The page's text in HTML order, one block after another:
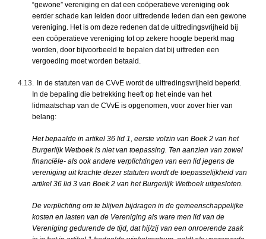
“gewone” vereniging en dat een coöperatieve vereniging ook
eerder schade kan leiden door uittredende leden dan een gewone
vereniging. Het is om deze redenen dat de uittredingsvrijheid bij
een coöperatieve vereniging tot op zekere hoogte beperkt mag
worden, door bijvoorbeeld te bepalen dat bij uittreden een
vergoeding moet worden betaald.
4.13. In de statuten van de CVvE wordt de uittredingsvrijheid beperkt.
In de bepaling die betrekking heeft op het einde van het
lidmaatschap van de CVvE is opgenomen, voor zover hier van
belang:
Het bepaalde in artikel 36 lid 1, eerste volzin van Boek 2 van het
Burgerlijk Wetboek is niet van toepassing. Ten aanzien van zowel
financiële- als ook andere verplichtingen van een lid jegens de
vereniging uit krachte dezer statuten wordt de toepasselijkheid van
artikel 36 lid 3 van Boek 2 van het Burgerlijk Wetboek uitgesloten.
De verplichting om te blijven bijdragen in de gemeenschappelijke
kosten en lasten van de Vereniging als ware men lid van de
Vereniging gedurende de tijd, dat hij/zij van een onroerende zaak